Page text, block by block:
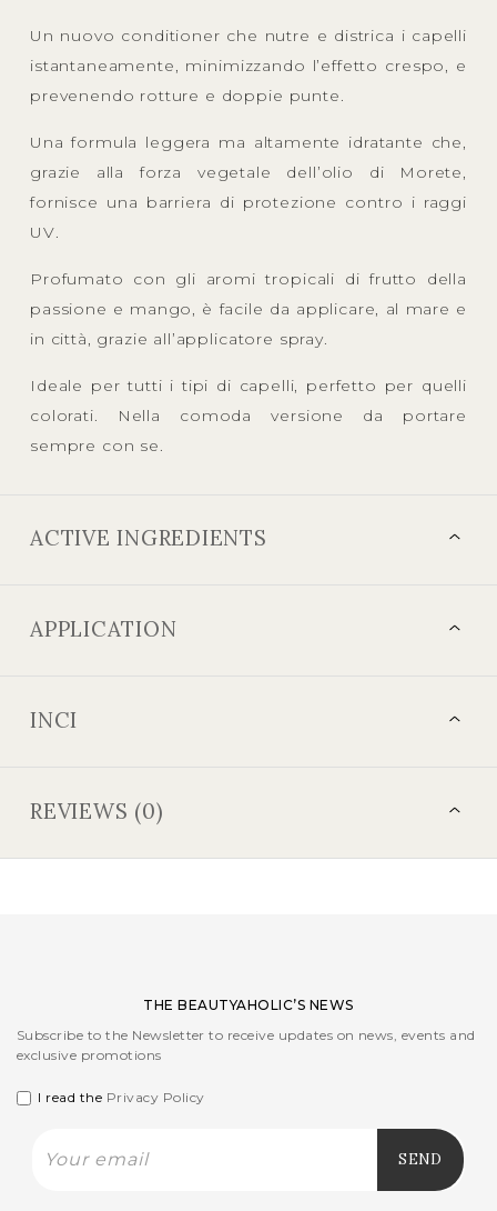
Un nuovo conditioner che nutre e districa i capelli
istantaneamente, minimizzando l’effetto crespo, e
prevenendo rotture e doppie punte.
Una formula leggera ma altamente idratante che,
grazie alla forza vegetale dell’olio di Morete,
fornisce una barriera di protezione contro i raggi
UV.
Profumato con gli aromi tropicali di frutto della
passione e mango, è facile da applicare, al mare e
in città, grazie all’applicatore spray.
Ideale per tutti i tipi di capelli, perfetto per quelli
colorati. Nella comoda versione da portare
sempre con se.
ACTIVE INGREDIENTS
APPLICATION
INCI
REVIEWS (0)
THE BEAUTYAHOLIC’S NEWS
Subscribe to the Newsletter to receive updates on news, events and
exclusive promotions
I read the Privacy Policy